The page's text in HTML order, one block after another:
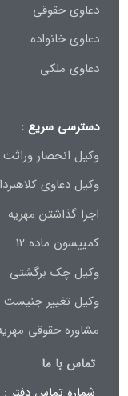
دعاوی حقوقی
دعاوی خانواده
دعاوی ملکی
دسترسی سریع :
وکیل انحصار وراثت
وکیل دعاوی
اجرا گذاشتن مهریه
کمییسون ماده 12
وکیل چک برگشتی
وکیل تغییر جنیست
مشاوره حقوقی
تماس با ما